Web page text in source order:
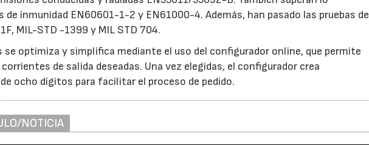
inmunidad EN60601-1-2 y EN61000-4. Además, han pasado las pruebas de
MIL-STD -1399 y MIL STD 704.
se optimiza y simplifica mediante el uso del configurador online, que permite
de salida deseadas. Una vez elegidas, el configurador crea
ocho dígitos para facilitar el proceso de pedido.
NOTICIA